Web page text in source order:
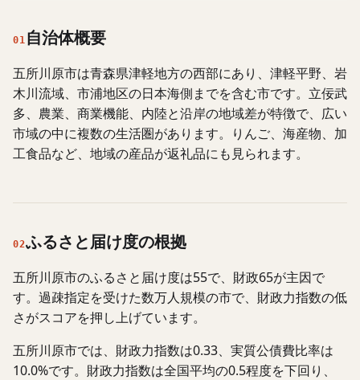
01 自治体概要
五所川原市は青森県津軽地方の西部にあり、津軽平野、岩
木川流域、市浦地区の日本海側までを含む市です。立佞武
多、農業、商業機能、内陸と沿岸の地域差が特徴で、広い
市域の中に複数の生活圏があります。りんご、海産物、加
工食品など、地域の産品が返礼品にも見られます。
02ふるさと届け度の根拠
五所川原市のふるさと届け度は55で、財政65が主因で
す。過疎指定を受けた数万人規模の市で、財政力指数の低
さがスコアを押し上げています。
五所川原市では、財政力指数は0.33、実質公債費比率は
10.0%です。財政力指数は全国平均の0.5程度を下回り、